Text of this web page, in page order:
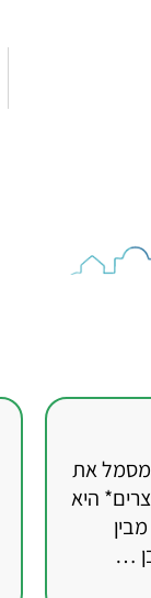
את
היא
…